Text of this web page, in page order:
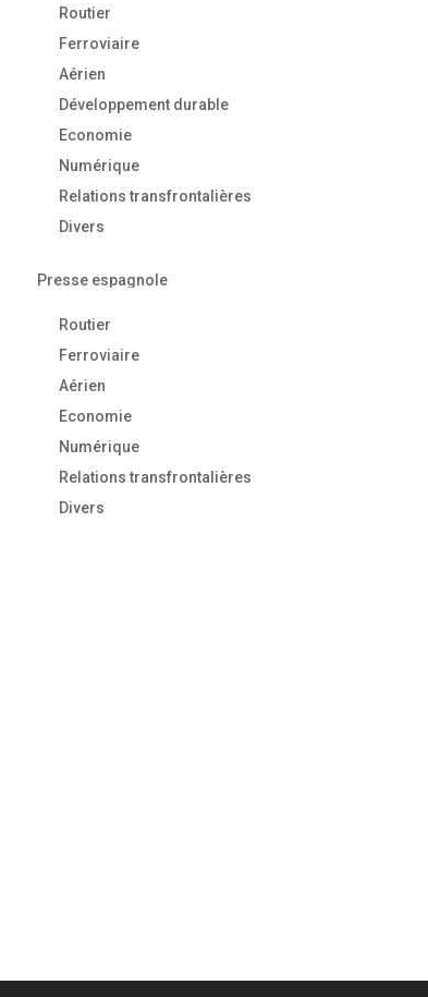
Routier
Ferroviaire
Aérien
Développement durable
Economie
Numérique
Relations transfrontalières
Divers
Presse espagnole
Routier
Ferroviaire
Aérien
Economie
Numérique
Relations transfrontalières
Divers